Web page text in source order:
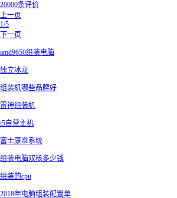
20000条评价
上一页
1/5
下一页
amd9650组装电脑
独立冰龙
组装机哪些品牌好
雷神组装机
i5自营主机
富士康准系统
组装电脑双核多少钱
组装的cpu
2018年电脑组装配置单